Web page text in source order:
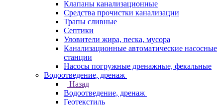
Клапаны канализационные
Средства прочистки канализации
Трапы сливные
Септики
Уловители жира, песка, мусора
Канализационные автоматические насосные
станции
Насосы погружные дренажные, фекальные
Водоотведение, дренаж
Назад
Водоотведение, дренаж
Геотекстиль